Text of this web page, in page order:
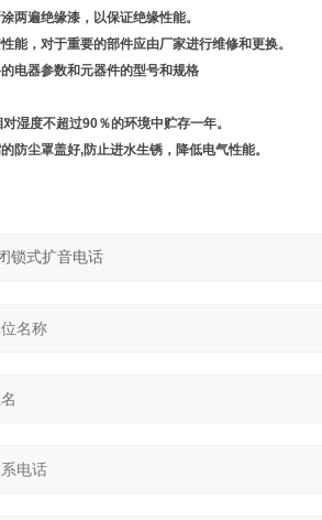
两遍绝缘漆，以保证绝缘性能。
能，对于重要的部件应由厂家进行维修和更换。
电器参数和元器件的型号和规格
湿度不超过90％的环境中贮存一年。
防尘罩盖好,防止进水生锈，降低电气性能。